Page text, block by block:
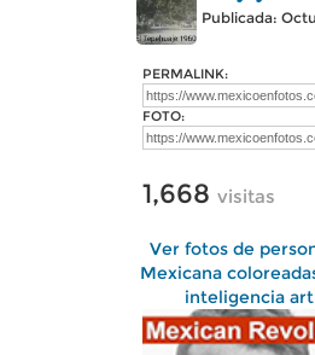
Publicada:
PERMALINK:
FOTO:
1,668 visitas
Ver fotos de
Mexicana
inteligencia